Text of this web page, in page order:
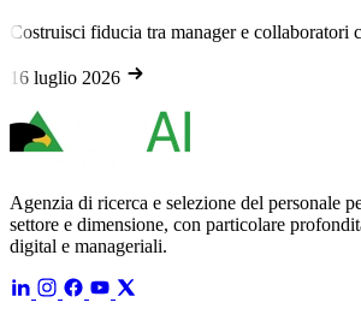
Costruisci fiducia tra manager e collaboratori
16 luglio 2026
Agenzia di ricerca e selezione del personale
settore e dimensione, con particolare
digital e manageriali.